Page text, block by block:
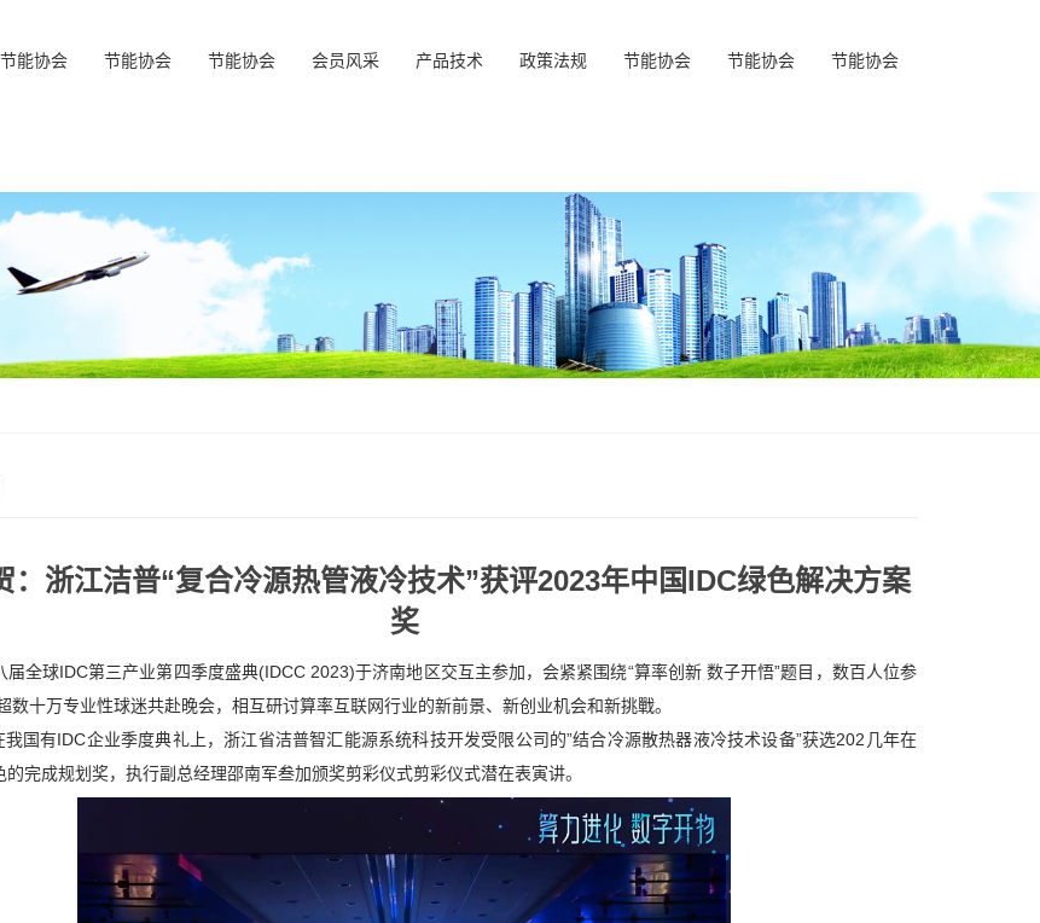
节能协会 节能协会 节能协会 会员风采 产品技术 政策法规 节能协会 节能协会 节能协会
：浙江洁普“复合冷源热管液冷技术”获评2023年中国IDC绿色解决方案
奖
届全球IDC第三产业第四季度盛典(IDCC 2023)于济南地区交互主参加，会紧紧围绕“算率创新 数子开悟”题目，数百人位参
数十万专业性球迷共赴晚会，相互研讨算率互联网行业的新前景、新创业机会和新挑戰。
我国有IDC企业季度典礼上，浙江省洁普智汇能源系统科技开发受限公司的”结合冷源散热器液冷技术设备”获选202几年在
的完成规划奖，执行副总经理邵南军叁加颁奖剪彩仪式剪彩仪式潜在表寅讲。